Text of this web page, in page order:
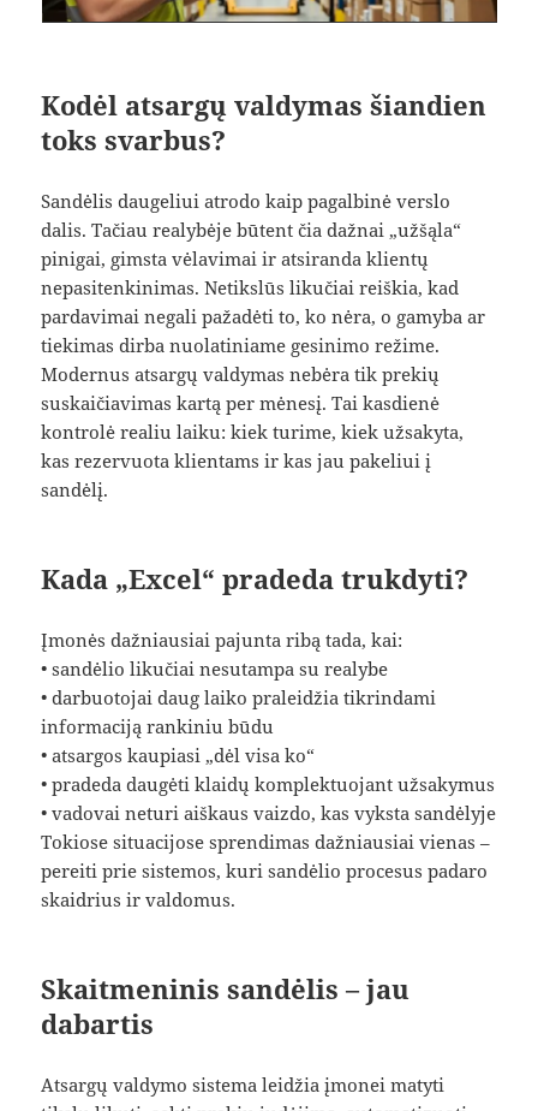
Kodėl atsargų valdymas šiandien
toks svarbus?
Sandėlis daugeliui atrodo kaip pagalbinė verslo
dalis. Tačiau realybėje būtent čia dažnai „užšąla“
pinigai, gimsta vėlavimai ir atsiranda klientų
nepasitenkinimas. Netikslūs likučiai reiškia, kad
pardavimai negali pažadėti to, ko nėra, o gamyba ar
tiekimas dirba nuolatiniame gesinimo režime.
Modernus atsargų valdymas nebėra tik prekių
suskaičiavimas kartą per mėnesį. Tai kasdienė
kontrolė realiu laiku: kiek turime, kiek užsakyta,
kas rezervuota klientams ir kas jau pakeliui į
sandėlį.
Kada „Excel“ pradeda trukdyti?
Įmonės dažniausiai pajunta ribą tada, kai:
• sandėlio likučiai nesutampa su realybe
• darbuotojai daug laiko praleidžia tikrindami
informaciją rankiniu būdu
• atsargos kaupiasi „dėl visa ko“
• pradeda daugėti klaidų komplektuojant užsakymus
• vadovai neturi aiškaus vaizdo, kas vyksta sandėlyje
Tokiose situacijose sprendimas dažniausiai vienas –
pereiti prie sistemos, kuri sandėlio procesus padaro
skaidrius ir valdomus.
Skaitmeninis sandėlis – jau
dabartis
Atsargų valdymo sistema leidžia įmonei matyti